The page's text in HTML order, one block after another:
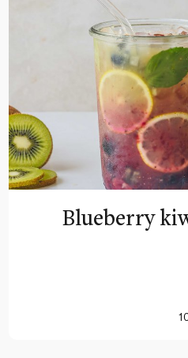
Blueberry